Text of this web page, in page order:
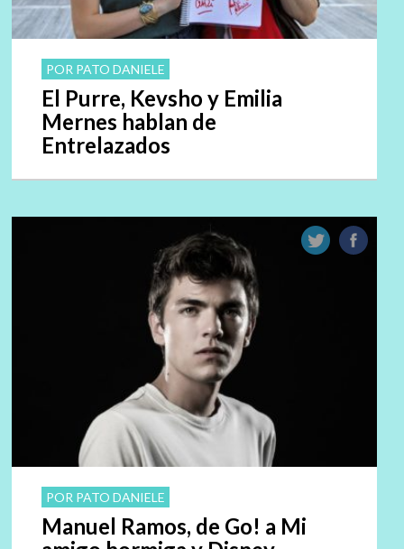
POR PATO DANIELE
El Purre, Kevsho y Emilia
Mernes hablan de
Entrelazados
POR PATO DANIELE
Manuel Ramos, de Go! a Mi